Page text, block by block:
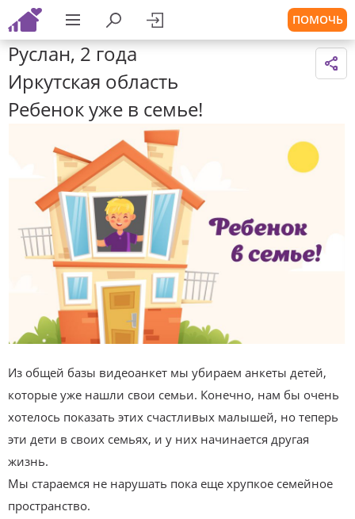
ПОМОЧЬ
Руслан, 2 года
Иркутская область
Ребенок уже в семье!
Из общей базы видеоанкет мы убираем анкеты детей,
которые уже нашли свои семьи. Конечно, нам бы очень
хотелось показать этих счастливых малышей, но теперь
эти дети в своих семьях, и у них начинается другая
жизнь.
Мы стараемся не нарушать пока еще хрупкое семейное
пространство.